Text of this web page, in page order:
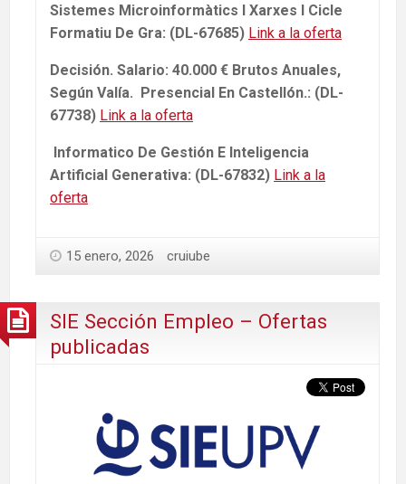
Sistemes Microinformàtics I Xarxes I Cicle
Formatiu De Gra: (DL-67685) Link a la oferta
Decisión. Salario: 40.000 € Brutos Anuales,
Según Valía. Presencial En Castellón.: (DL-
67738) Link a la oferta
Informatico De Gestión E Inteligencia
Artificial Generativa: (DL-67832) Link a la
oferta
15 enero, 2026 cruiube
SIE Sección Empleo – Ofertas
publicadas